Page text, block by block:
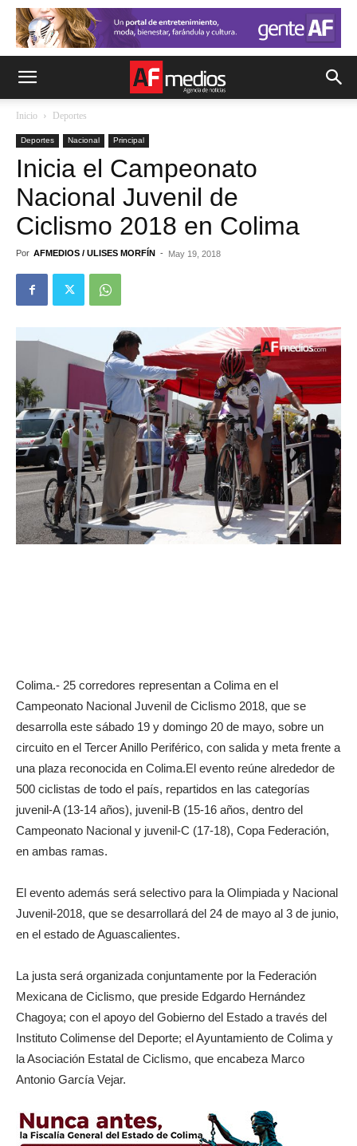
Inicio Deportes
Deportes Nacional Principal
Inicia el Campeonato
Nacional Juvenil de
Ciclismo 2018 en Colima
Por AFMEDIOS / ULISES MORFÍN - May 19, 2018
Colima.- 25 corredores representan a Colima en el
Campeonato Nacional Juvenil de Ciclismo 2018, que se
desarrolla este sábado 19 y domingo 20 de mayo, sobre un
circuito en el Tercer Anillo Periférico, con salida y meta frente a
una plaza reconocida en Colima.El evento reúne alrededor de
500 ciclistas de todo el país, repartidos en las categorías
juvenil-A (13-14 años), juvenil-B (15-16 años, dentro del
Campeonato Nacional y juvenil-C (17-18), Copa Federación,
en ambas ramas.
El evento además será selectivo para la Olimpiada y Nacional
Juvenil-2018, que se desarrollará del 24 de mayo al 3 de junio,
en el estado de Aguascalientes.
La justa será organizada conjuntamente por la Federación
Mexicana de Ciclismo, que preside Edgardo Hernández
Chagoya; con el apoyo del Gobierno del Estado a través del
Instituto Colimense del Deporte; el Ayuntamiento de Colima y
la Asociación Estatal de Ciclismo, que encabeza Marco
Antonio García Vejar.